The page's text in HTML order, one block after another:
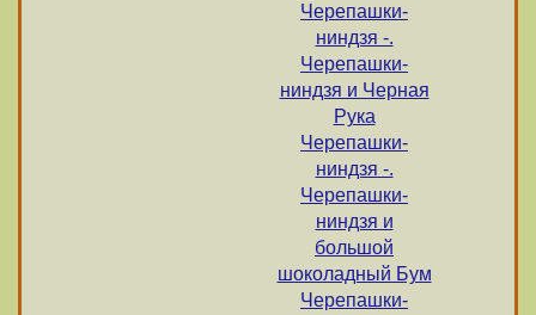
Черепашки-
ниндзя -.
Черепашки-
ниндзя и Черная
Рука
Черепашки-
ниндзя -.
Черепашки-
ниндзя и
большой
шоколадный Бум
Черепашки-